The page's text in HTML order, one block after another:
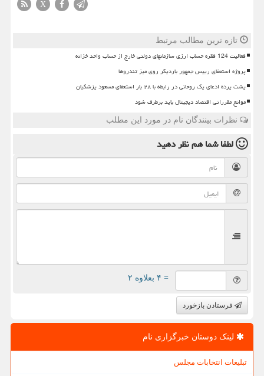
X
تازه ترین مطالب مرتبط
فعالیت 124 فقره حساب ارزی سازمانهای دولتی خارج از حساب واحد خزانه
پروژه استعفای رییس جمهور باردیگر روی میز تندروها
پشت پرده ادعای یک روحانی در رابطه با ۲۸ بار استعفای مسعود پزشکیان
موانع مقرراتی اقتصاد دیجیتال باید برطرف شود
نظرات بینندگان نام در مورد این مطلب
لطفا شما همنظر دهید
= ۴ بعلاوه ۲
فرستادن بازخورد
لینک دوستان خبرگزاری نام
تبلیغات انتخابات مجلس